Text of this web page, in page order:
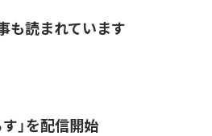
も読まれています
」を配信開始